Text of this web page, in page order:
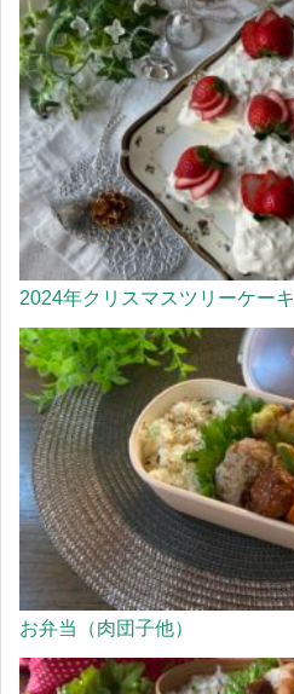
2024年クリスマスツリーケーキ
お弁当（肉団子他）